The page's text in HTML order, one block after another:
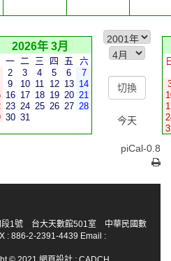
2026年 3月
一 二 三 四 五
六
2 3 4 5 6
7
9 10 11 12 13 14
16 17 18 19 20 21
23 24 25 26 27 28
30 31 今天
piCal-0.8
段1號 台大天數館501室 中華民國數
: 886-2-2391-4439 Email :